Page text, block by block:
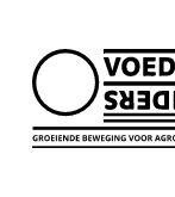
main
navigation